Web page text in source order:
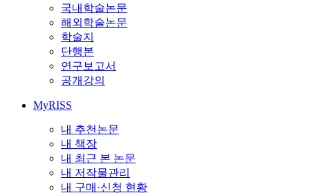
국내학술논문
해외학술논문
학술지
단행본
연구보고서
공개강의
MyRISS
내 추천논문
내 책장
내 최근 본 논문
내 저작물관리
내 구매·신청 현황